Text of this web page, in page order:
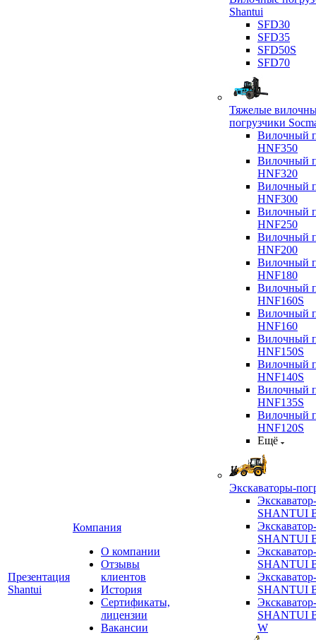
Презентация
Shantui
Компания
О компании
Отзывы
клиентов
История
Сертификаты,
лицензии
Вакансии
Shantui
SFD30
SFD35
SFD50S
SFD70
Тяжелые
погрузчики
Вилочный
HNF350
Вилочный
HNF320
Вилочный
HNF300
Вилочный
HNF250
Вилочный
HNF200
Вилочный
HNF180
Вилочный
HNF160S
Вилочный
HNF160
Вилочный
HNF150S
Вилочный
HNF140S
Вилочный
HNF135S
Вилочный
HNF120S
Ещё
Экскаваторы-
SHANTUI
SHANTUI
SHANTUI
SHANTUI
SHANTUI
W